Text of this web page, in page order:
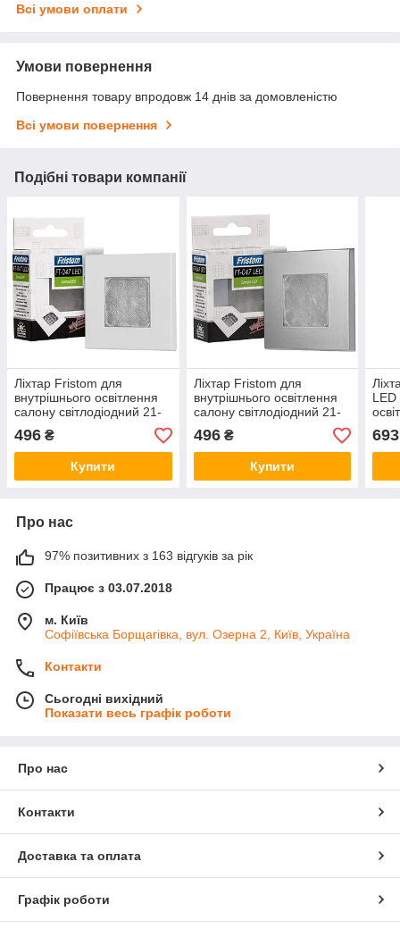
Всі умови оплати
Умови повернення
Повернення товару впродовж 14 днів за домовленістю
Всі умови повернення
Подібні товари компанії
Ліхтар Fristom для
внутрішнього освітлення
салону світлодіодний 21-
LED квадратний, білого
кольору FT-047 B LED
496 ₴
Купити
Ліхтар Fristom для
внутрішнього освітлення
салону світлодіодний 21-
LED квадратний,
сріблястого кольору FT-
047 S
496₴
Купити
LED
693
Про нас
97% позитивних з 163 відгуків за рік
Працює з 03.07.2018
м. Київ
Софіївська Борщагівка, вул. Озерна 2, Київ, Україна
Контакти
Сьогодні вихідний
Показати весь графік роботи
Про нас
Контакти
Доставка та оплата
Графік роботи